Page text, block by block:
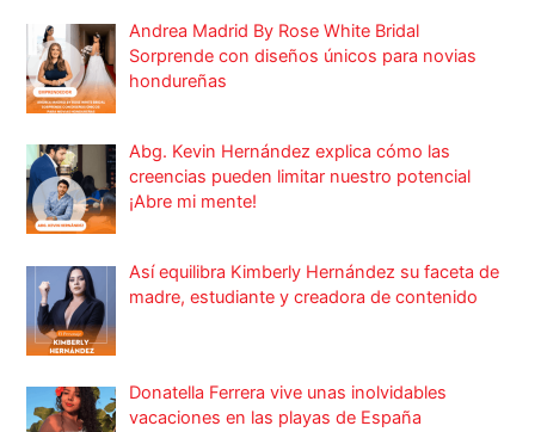
Andrea Madrid By Rose White Bridal
Sorprende con diseños únicos para novias
hondureñas
Abg. Kevin Hernández explica cómo las
creencias pueden limitar nuestro potencial
¡Abre mi mente!
Así equilibra Kimberly Hernández su faceta de
madre, estudiante y creadora de contenido
Donatella Ferrera vive unas inolvidables
vacaciones en las playas de España